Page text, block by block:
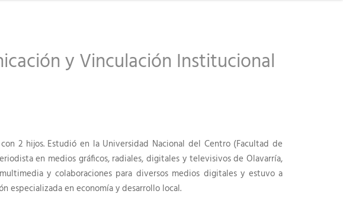
y Vinculación Institucional
2 hijos. Estudió en la Universidad Nacional del Centro (Facultad de
en medios gráficos, radiales, digitales y televisivos de Olavarría,
y colaboraciones para diversos medios digitales y estuvo a
especializada en economía y desarrollo local.